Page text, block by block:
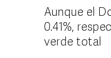
Aunque el
0.41%,
verde total